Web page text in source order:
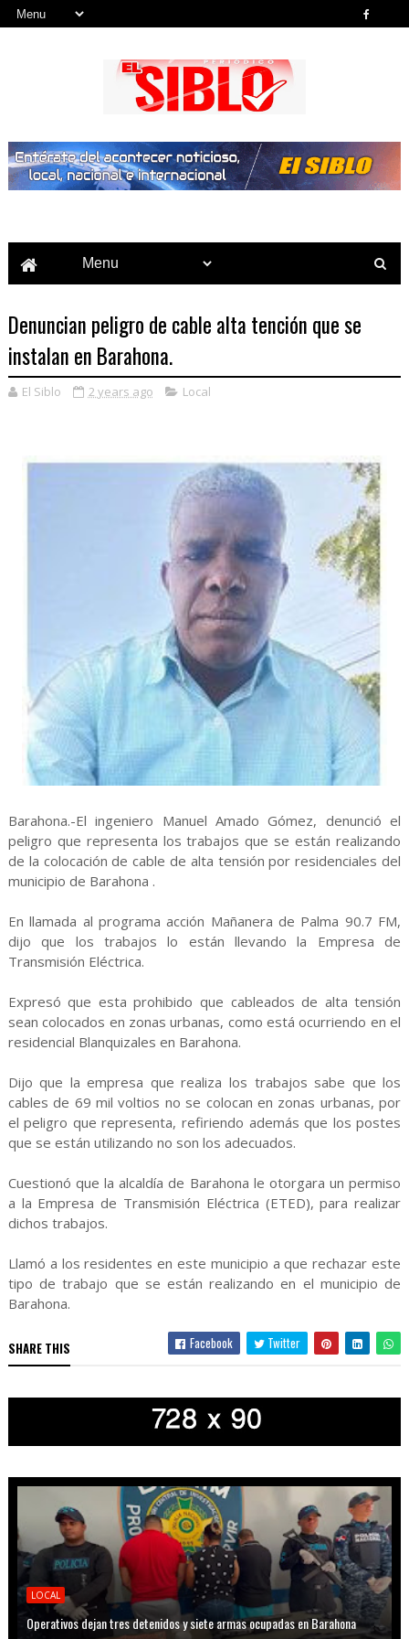
Denuncian peligro de cable alta tención que se
instalan en Barahona.
El Siblo 2 years ago Local
Barahona.-El ingeniero Manuel Amado Gómez, denunció el
peligro que representa los trabajos que se están realizando
de la colocación de cable de alta tensión por residenciales del
municipio de Barahona .
En llamada al programa acción Mañanera de Palma 90.7 FM,
dijo que los trabajos lo están llevando la Empresa de
Transmisión Eléctrica.
Expresó que esta prohibido que cableados de alta tensión
sean colocados en zonas urbanas, como está ocurriendo en el
residencial Blanquizales en Barahona.
Dijo que la empresa que realiza los trabajos sabe que los
cables de 69 mil voltios no se colocan en zonas urbanas, por
el peligro que representa, refiriendo además que los postes
que se están utilizando no son los adecuados.
Cuestionó que la alcaldía de Barahona le otorgara un permiso
a la Empresa de Transmisión Eléctrica (ETED), para realizar
dichos trabajos.
Llamó a los residentes en este municipio a que rechazar este
tipo de trabajo que se están realizando en el municipio de
Barahona.
SHARE THIS Facebook Twitter
LOCAL
Operativos dejan tres detenidos y siete armas ocupadas en Barahona